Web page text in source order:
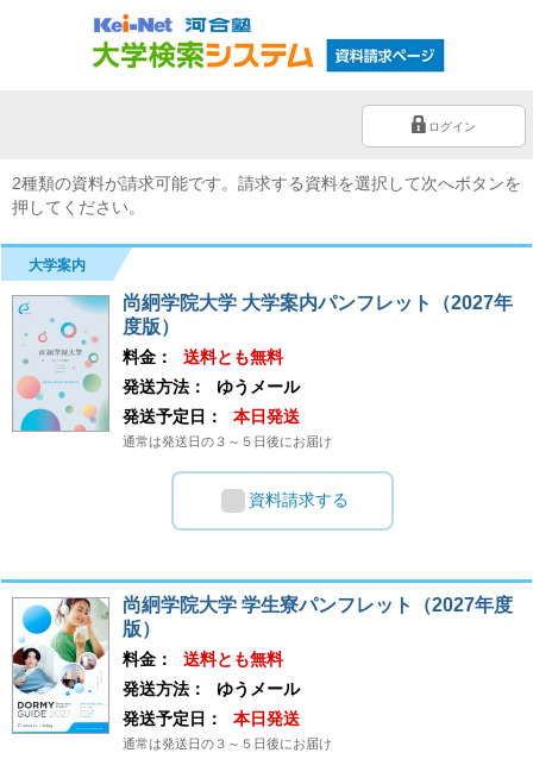
ログイン
2種類の資料が請求可能です。請求する資料を選択して次へボタンを
押してください。
大学案内
尚絅学院大学 大学案内パンフレット（2027年
度版）
料金：
送料とも無料
発送方法：
ゆうメール
発送予定日：
本日発送
通常は発送日の３～５日後にお届け
資料請求する
尚絅学院大学 学生寮パンフレット（2027年度
版）
料金：
送料とも無料
発送方法：
ゆうメール
発送予定日：
本日発送
通常は発送日の３～５日後にお届け